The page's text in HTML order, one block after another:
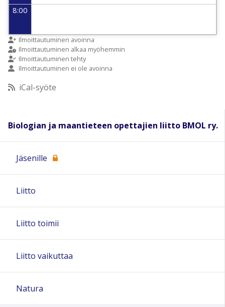
8:00
9:00
10:00
12:00
13:00
14:00
15:00
16:00
Ilmoittautuminen avoinna
Ilmoittautuminen alkaa myöhemmin
Ilmoittautuminen tehty
Ilmoittautuminen ei ole avoinna
iCal-syöte
Biologian ja maantieteen opettajien liitto BMOL ry.
Jäsenille
Liitto
Liitto toimii
Liitto vaikuttaa
Natura